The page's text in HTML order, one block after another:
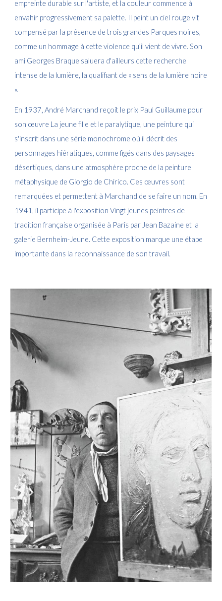
empreinte durable sur l'artiste, et la couleur commence à
envahir progressivement sa palette. Il peint un ciel rouge vif,
compensé par la présence de trois grandes Parques noires,
comme un hommage à cette violence qu’il vient de vivre. Son
ami Georges Braque saluera d'ailleurs cette recherche
intense de la lumière, la qualifiant de « sens de la lumière noire
».
En 1937, André Marchand reçoit le prix Paul Guillaume pour
son œuvre La jeune fille et le paralytique, une peinture qui
s'inscrit dans une série monochrome où il décrit des
personnages hiératiques, comme figés dans des paysages
désertiques, dans une atmosphère proche de la peinture
métaphysique de Giorgio de Chirico. Ces œuvres sont
remarquées et permettent à Marchand de se faire un nom. En
1941, il participe à l'exposition Vingt jeunes peintres de
tradition française organisée à Paris par Jean Bazaine et la
galerie Bernheim-Jeune. Cette exposition marque une étape
importante dans la reconnaissance de son travail.